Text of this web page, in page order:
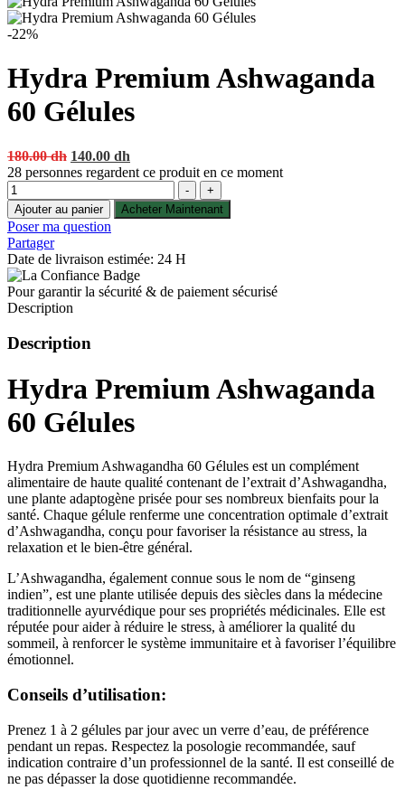
-22%
Hydra Premium Ashwaganda
60 Gélules
180.00dh Original
price
180.00 dh.
140.00 dh
price
140.00 dh.
28 personnes regardent ce produit en ce moment
Quantité
-
+
Ajouter au panier
Acheter Maintenant
Poser ma question
Partager
Date de livraison estimée: 24 H
Pour garantir la sécurité & de paiement sécurisé
Description
Description
Hydra Premium Ashwaganda
60 Gélules
Hydra Premium Ashwagandha 60 Gélules est un complément
alimentaire de haute qualité contenant de l’extrait d’Ashwagandha,
une plante adaptogène prisée pour ses nombreux bienfaits pour la
santé. Chaque gélule renferme une concentration optimale d’extrait
d’Ashwagandha, conçu pour favoriser la résistance au stress, la
relaxation et le bien-être général.
L’Ashwagandha, également connue sous le nom de “ginseng
indien”, est une plante utilisée depuis des siècles dans la médecine
traditionnelle ayurvédique pour ses propriétés médicinales. Elle est
réputée pour aider à réduire le stress, à améliorer la qualité du
sommeil, à renforcer le système immunitaire et à favoriser l’équilibre
émotionnel.
Conseils d’utilisation:
Prenez 1 à 2 gélules par jour avec un verre d’eau, de préférence
pendant un repas. Respectez la posologie recommandée, sauf
indication contraire d’un professionnel de la santé. Il est conseillé de
ne pas dépasser la dose quotidienne recommandée.